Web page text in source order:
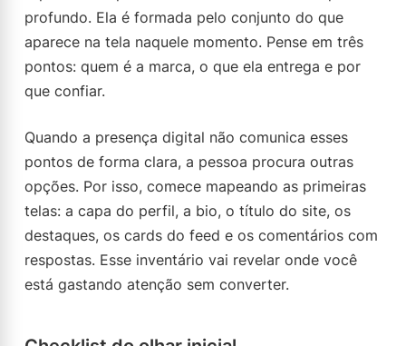
profundo. Ela é formada pelo conjunto do que
aparece na tela naquele momento. Pense em três
pontos: quem é a marca, o que ela entrega e por
que confiar.
Quando a presença digital não comunica esses
pontos de forma clara, a pessoa procura outras
opções. Por isso, comece mapeando as primeiras
telas: a capa do perfil, a bio, o título do site, os
destaques, os cards do feed e os comentários com
respostas. Esse inventário vai revelar onde você
está gastando atenção sem converter.